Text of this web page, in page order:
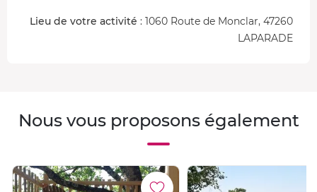
Lieu de votre activité : 1060 Route de Monclar, 47260
LAPARADE
Nous vous proposons également